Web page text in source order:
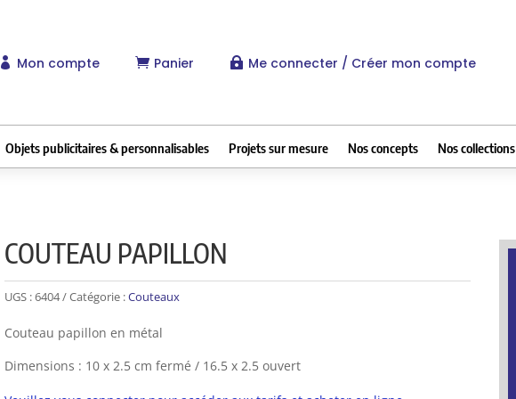
 Mon compte  Panier  Me connecter / Créer mon compte
Objets publicitaires & personnalisables Projets sur mesure Nos concepts Nos collections
COUTEAU PAPILLON
UGS :6404 Catégorie :Couteaux
Couteau papillon en métal
Dimensions : 10 x 2.5 cm fermé / 16.5 x 2.5 ouvert